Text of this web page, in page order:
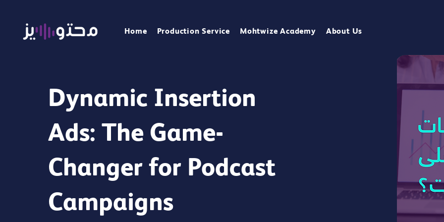
Home Production Service Mohtwize Academy About Us
Dynamic Insertion
Ads: The Game-
Changer for Podcast
Campaigns